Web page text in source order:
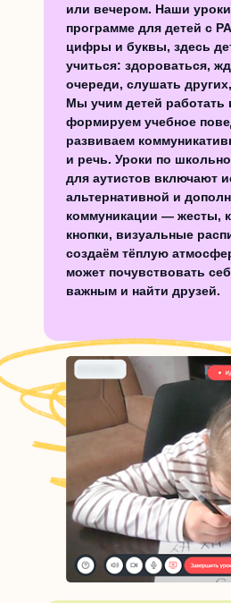
или вечером. Наши
программе для детей с
цифры и буквы, здесь
учиться: здороваться,
очереди, слушать
Мы учим детей работать
формируем учебное
развиваем
и речь. Уроки по
для аутистов включают
альтернативной и
коммуникации — жесты,
кнопки, визуальные
создаём тёплую
может почувствовать
важным и найти друзей.